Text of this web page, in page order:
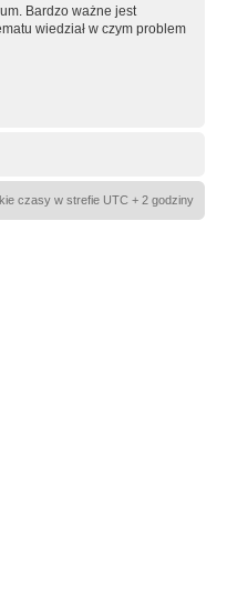
Bardzo ważne jest
wiedział w czym problem
czasy w strefie UTC + 2 godziny